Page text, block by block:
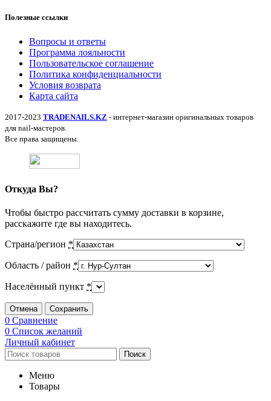
Полезные ссылки
Вопросы и ответы
Программа лояльности
Пользовательское соглашение
Политика конфиденциальности
Условия возврата
Карта сайта
2017-2023 TRADENAILS.KZ - интернет-магазин оригинальных товаров
для nail-мастеров.
Все права защищены.
Откуда Вы?
Чтобы быстро рассчитать сумму доставки в корзине,
расскажите где вы находитесь.
Страна/регион *
Область / район *
Населённый пункт *
Отмена Сохранить
0 Сравнение
0 Список желаний
Личный кабинет
Поиск
Меню
Товары